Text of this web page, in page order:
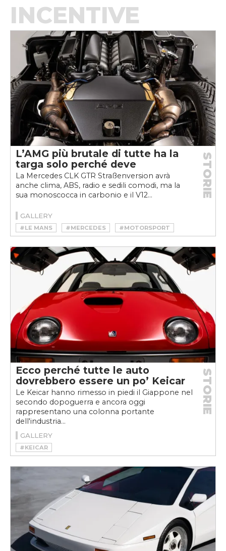
INCENTIVE
L’AMG più brutale di tutte ha la
targa solo perché deve
La Mercedes CLK GTR Straßenversion avrà
anche clima, ABS, radio e sedili comodi, ma la
sua monoscocca in carbonio e il V12...
STORIE
GALLERY
#LE MANS #MERCEDES #MOTORSPORT
Ecco perché tutte le auto
dovrebbero essere un po’ Keicar
Le Keicar hanno rimesso in piedi il Giappone nel
secondo dopoguerra e ancora oggi
rappresentano una colonna portante
dell'industria...
STORIE
GALLERY
#KEICAR